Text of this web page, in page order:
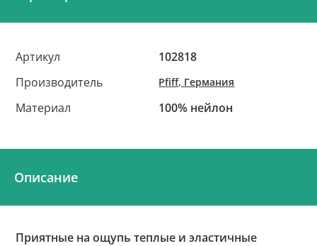
Артикул
102818
Производитель
Pfiff, Германия
Материал 100% нейлон
Описание
Приятные на ощупь теплые и эластичные